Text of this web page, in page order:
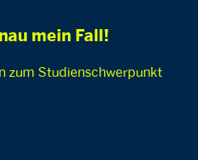
mein Fall!
zum Studienschwerpunkt